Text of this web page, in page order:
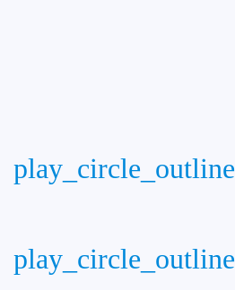
play_circle_outline
play_circle_outline